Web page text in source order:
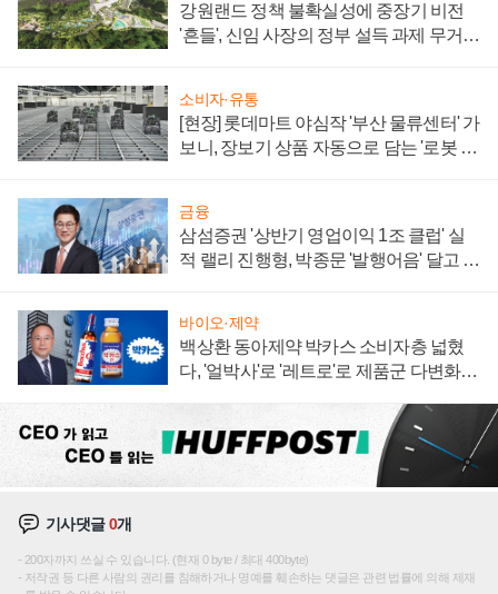
강원랜드 정책 불확실성에 중장기 비전
'흔들', 신임 사장의 정부 설득 과제 무거워
소비자·유통
[현장] 롯데마트 야심작 '부산 물류센터' 가
보니, 장보기 상품 자동으로 담는 '로봇 40
금융
삼섬증권 '상반기 영업이익 1조 클럽' 실
적 랠리 진행형, 박종문 '발행어음' 달고 연
바이오·제약
백상환 동아제약 박카스 소비자층 넓혔
다, '얼박사'로 '레트로'로 제품군 다변화
기사댓글0개
200자까지 쓰실 수 있습니다. (현재 0 byte / 최대 400byte)
저작권 등 다른 사람의 권리를 침해하거나 명예를 훼손하는 댓글은 관련 법률에 의해 제재